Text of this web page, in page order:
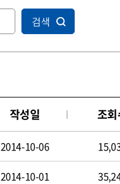
검색
작성일 조
2014-10-06
2014-10-01